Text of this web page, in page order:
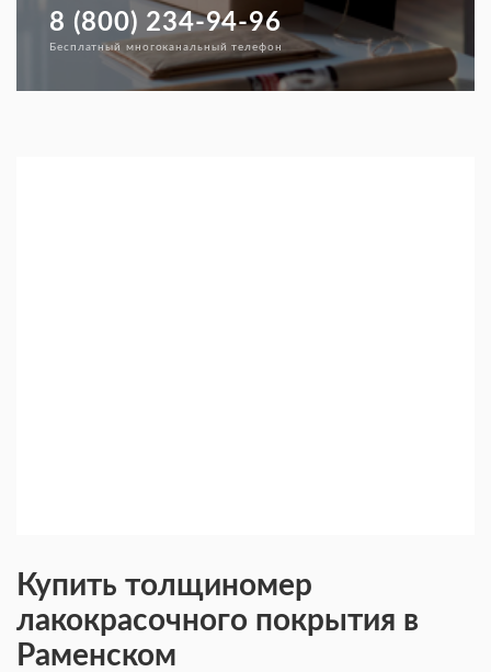
8 (800) 234-94-96
Бесплатный многоканальный телефон
Купить толщиномер
лакокрасочного покрытия в
Раменском